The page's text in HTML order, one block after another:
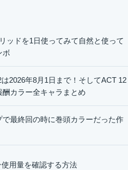
ッドを1日使ってみて自然と使って
ボ
2026年8月1日まで！そしてACT 12
カラー全キャラまとめ
最終回の時に巻頭カラーだった作
用量を確認する方法